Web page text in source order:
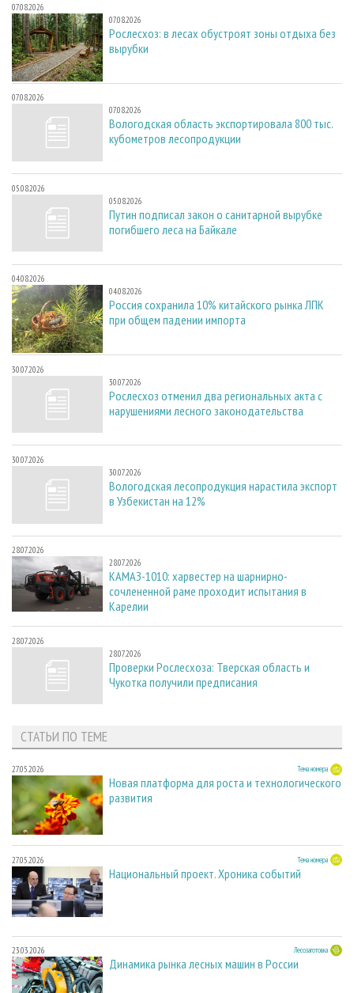
07.08.2026
07.08.2026
Рослесхоз: в лесах обустроят зоны отдыха без
вырубки
07.08.2026
07.08.2026
Вологодская область экспортировала 800 тыс.
кубометров лесопродукции
05.08.2026
05.08.2026
Путин подписал закон о санитарной вырубке
погибшего леса на Байкале
04.08.2026
04.08.2026
Россия сохранила 10% китайского рынка ЛПК
при общем падении импорта
30.07.2026
30.07.2026
Рослесхоз отменил два региональных акта с
нарушениями лесного законодательства
30.07.2026
30.07.2026
Вологодская лесопродукция нарастила экспорт
в Узбекистан на 12%
28.07.2026
28.07.2026
КАМАЗ-1010: харвестер на шарнирно-
сочлененной раме проходит испытания в
Карелии
28.07.2026
28.07.2026
Проверки Рослесхоза: Тверская область и
Чукотка получили предписания
СТАТЬИ ПО ТЕМЕ
27.05.2026 Тема номера
Новая платформа для роста и технологического
развития
27.05.2026 Тема номера
Национальный проект. Хроника событий
23.03.2026 Лесозаготовка
Динамика рынка лесных машин в России